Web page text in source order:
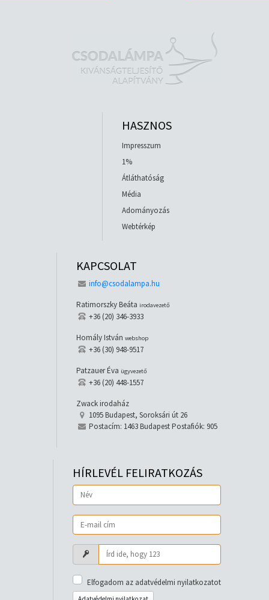
HASZNOS
Impresszum
1%
Átláthatóság
Média
Adományozás
Webtérkép
KAPCSOLAT
info@csodalampa.hu
Ratimorszky Beáta irodavezető
+36 (20) 346-3933
Homály István webshop
+36 (30) 948-9517
Patzauer Éva ügyvezető
+36 (20) 448-1557
Zwack irodaház
1095 Budapest, Soroksári út 26
Postacím: 1463 Budapest Postafiók: 905
HÍRLEVÉL FELIRATKOZÁS
Elfogadom az adatvédelmi nyilatkozatot